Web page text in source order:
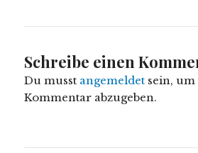
Schreibe einen
Du musst angemeldet sein,
Kommentar abzugeben.